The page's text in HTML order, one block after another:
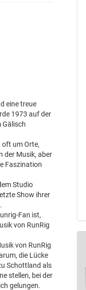
eine treue
1973 auf der
Gälisch
oft um Orte,
der Musik, aber
Faszination
Studio
Show ihrer
Fan ist,
von RunRig
von RunRig
die Lücke
Schottland als
stellen, bei der
gelungen.